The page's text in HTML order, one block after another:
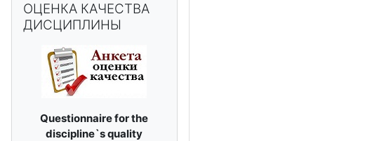
ОЦЕНКА КАЧЕСТВА
ДИСЦИПЛИНЫ
Questionnaire for the
discipline`squality